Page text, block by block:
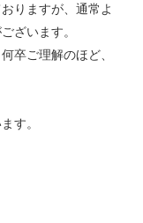
りますが、通常よ
ざいます。
卒ご理解のほど、
す。